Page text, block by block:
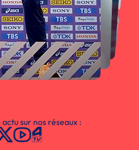
sur nos réseaux :